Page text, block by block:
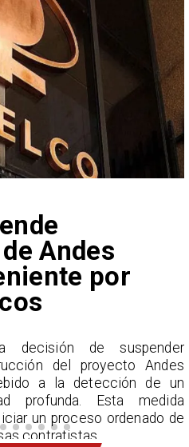
en Chile:
máximos
de Chile reporta
en julio y pronostica lluvias
agosto.